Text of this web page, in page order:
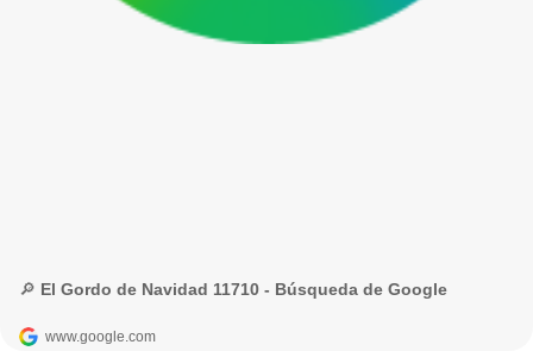
🔎 El Gordo de Navidad 11710 - Búsqueda de Google
www.google.com